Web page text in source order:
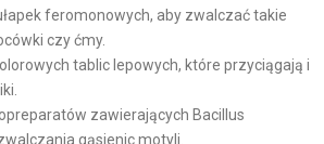
feromonowych, aby zwalczać takie
czy ćmy.
tablic lepowych, które przyciągają i
zawierających Bacillus
gąsienic motyli.